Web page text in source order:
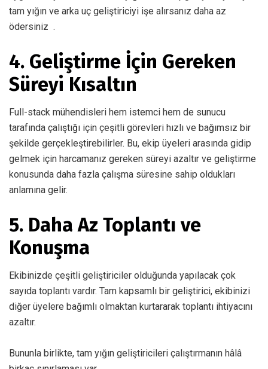
tam yığın ve arka uç geliştiriciyi işe alırsanız daha az
ödersiniz .
4. Geliştirme İçin Gereken
Süreyi Kısaltın
Full-stack mühendisleri hem istemci hem de sunucu
tarafında çalıştığı için çeşitli görevleri hızlı ve bağımsız bir
şekilde gerçekleştirebilirler. Bu, ekip üyeleri arasında gidip
gelmek için harcamanız gereken süreyi azaltır ve geliştirme
konusunda daha fazla çalışma süresine sahip oldukları
anlamına gelir.
5. Daha Az Toplantı ve
Konuşma
Ekibinizde çeşitli geliştiriciler olduğunda yapılacak çok
sayıda toplantı vardır. Tam kapsamlı bir geliştirici, ekibinizi
diğer üyelere bağımlı olmaktan kurtararak toplantı ihtiyacını
azaltır.
Bununla birlikte, tam yığın geliştiricileri çalıştırmanın hâlâ